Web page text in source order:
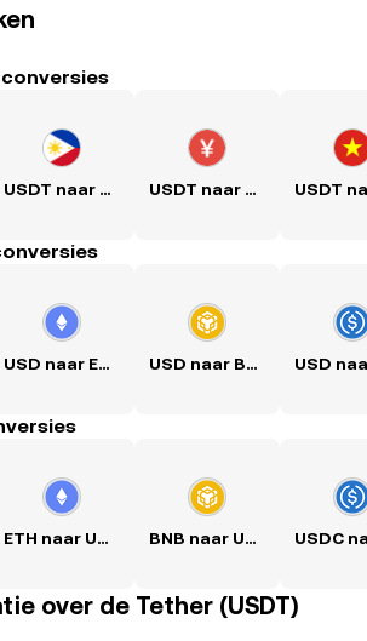
conversies
USDT naar PHP USDT naar CNY
USD naar ETH USD naar BNB
ETH naar USD BNB naar USD
over de Tether (USDT)